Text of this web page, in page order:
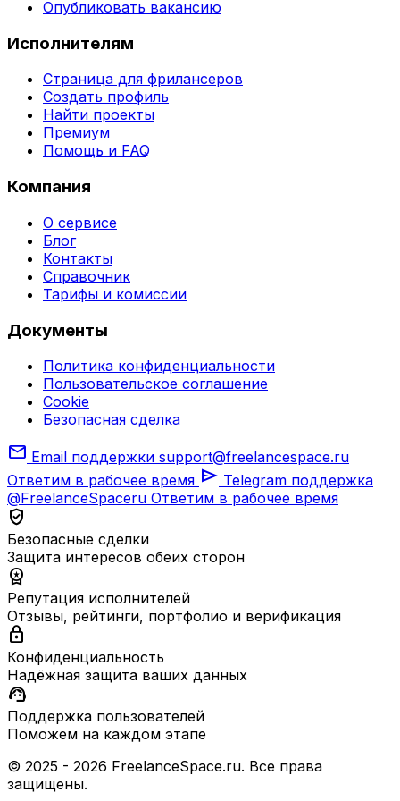
Опубликовать вакансию
Исполнителям
Страница для фрилансеров
Создать профиль
Найти проекты
Премиум
Помощь и FAQ
Компания
О сервисе
Блог
Контакты
Справочник
Тарифы и комиссии
Документы
Политика конфиденциальности
Пользовательское соглашение
Cookie
Безопасная сделка
mail Email поддержки support@freelancespace.ru
Ответим в рабочее время send Telegram поддержка
@FreelanceSpaceru Ответим в рабочее время
verified_user
Безопасные сделки
Защита интересов обеих сторон
workspace_premium
Репутация исполнителей
Отзывы, рейтинги, портфолио и верификация
lock
Конфиденциальность
Надёжная защита ваших данных
support_agent
Поддержка пользователей
Поможем на каждом этапе
© 2025 - 2026 FreelanceSpace.ru. Все права
защищены.